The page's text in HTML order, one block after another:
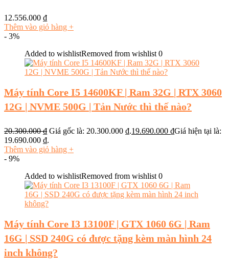
12.556.000 ₫
Thêm vào giỏ hàng +
- 3%
Added to wishlistRemoved from wishlist 0
Máy tính Core I5 14600KF | Ram 32G | RTX 3060
12G | NVME 500G | Tản Nước thì thế nào?
20.300.000₫ Giá gốc là: 20.300.000 ₫.19.690.000 ₫Giá hiện tại là:
19.690.000 ₫.
Thêm vào giỏ hàng +
- 9%
Added to wishlistRemoved from wishlist 0
Máy tính Core I3 13100F | GTX 1060 6G | Ram
16G | SSD 240G có được tặng kèm màn hình 24
inch không?